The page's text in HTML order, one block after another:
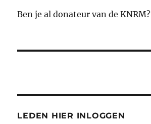
Ben je al donateur van de KNRM?
LEDEN HIER INLOGGEN